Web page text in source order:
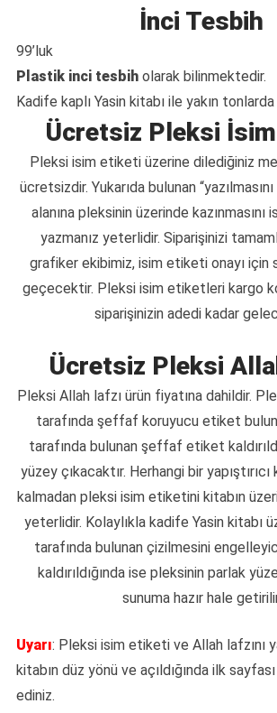
İnci Tesbih
99’luk
Plastik inci tesbih olarak bilinmektedir.
Kadife kaplı Yasin kitabı ile yakın
Ücretsiz Pleksi
Pleksi isim etiketi üzerine dilediğiniz
ücretsizdir. Yukarıda bulunan
alanına pleksinin üzerinde
yazmanız yeterlidir. Siparişinizi
grafiker ekibimiz, isim etiketi onayı için
geçecektir. Pleksi isim etiketleri kargo
siparişinizin adedi kadar
Ücretsiz Pleksi
Pleksi Allah lafzı ürün fiyatına dahildir.
tarafında şeffaf koruyucu etiket
tarafında bulunan şeffaf etiket
yüzey çıkacaktır. Herhangi bir
kalmadan pleksi isim etiketini kitabın
yeterlidir. Kolaylıkla kadife Yasin kitabı
tarafında bulunan çizilmesini
kaldırıldığında ise pleksinin parlak
sunuma hazır hale
Uyarı: Pleksi isim etiketi ve Allah lafzını
kitabın düz yönü ve açıldığında ilk
ediniz.